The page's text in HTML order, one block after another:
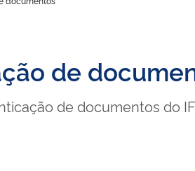
de
de documentos do